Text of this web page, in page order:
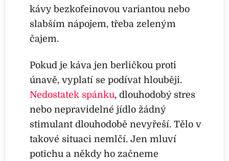
kávy bezkofeinovou variantou nebo
slabším nápojem, třeba zeleným
čajem.
Pokud je káva jen berličkou proti
únavě, vyplatí se podívat hlouběji.
Nedostatek spánku, dlouhodobý stres
nebo nepravidelné jídlo žádný
stimulant dlouhodobě nevyřeší. Tělo v
takové situaci nemlčí. Jen mluví
potichu a někdy ho začneme